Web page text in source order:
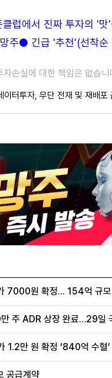
럽에서 진짜 투자의 '
주● 긴급 '추천'(선착순
손실에 대한 책임은 없습니
터투자, 무단 전재 및 재배포
7000원 확정... 154억 규
주 ADR 상장 완료…29일
1.2만 원 확정 ‘840억 수혈’
공급계약